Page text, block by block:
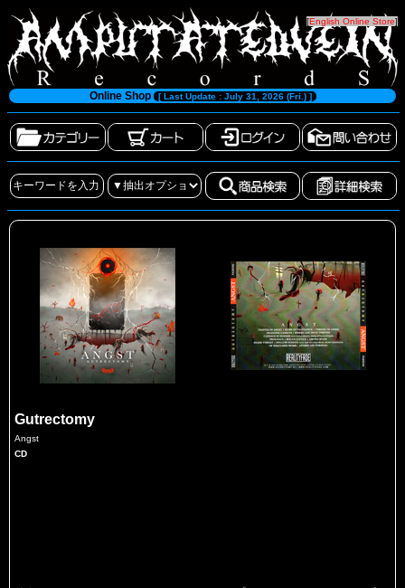
[English Online Store]
Online Shop [ Last Update : July 31, 2026 (Fri.) ]
Gutrectomy
Angst
CD